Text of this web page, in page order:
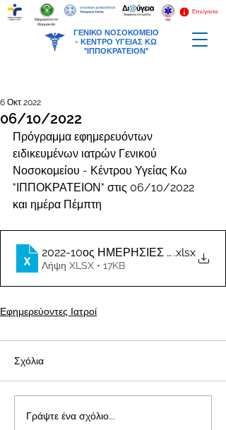
ΓΕΝΙΚΟ ΝΟΣΟΚΟΜΕΙΟ
- ΚΕΝΤΡΟ ΥΓΕΙΑΣ ΚΩ
"ΙΠΠΟΚΡΑΤΕΙΟΝ"
Επείγοντα
Εφημερεύοντα
Φαρμακεία
06/10/2022
6 Οκτ 2022
Πρόγραμμα εφημερευόντων
ειδικευμένων ιατρών Γενικού
Νοσοκομείου - Κέντρου Υγείας Κω
"ΙΠΠΟΚΡΑΤΕΙΟΝ" στις 06/10/2022
και ημέρα Πέμπτη
2022-10ος ΗΜΕΡΗΣΙΕΣ .xlsx
Λήψη XLSX • 17KB
Εφημερεύοντες Ιατροί
Σχόλια
Γράψτε ένα σχόλιο...